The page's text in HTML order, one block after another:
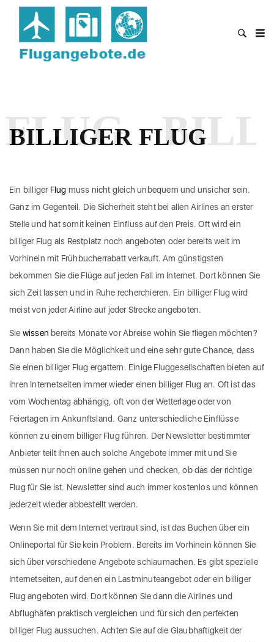
BILLIGER FLUG
Ein billiger Flug muss nicht gleich unbequem und unsicher sein.
Ganz im Gegenteil. Die Sicherheit steht bei allen Airlines an erster
Stelle und hat somit keinen Einfluss auf den Preis. Oft wird ein
billiger Flug als Restplatz noch angeboten oder bereits weit im
Vorhinein mit Frühbucherrabatt verkauft. Am günstigsten
bekommen Sie die Flüge auf jeden Fall im Internet. Dort können Sie
sich Zeit lassen und in Ruhe recherchieren. Ein billiger Flug wird
meist von jeder Airline auf jeder Strecke angeboten.
Sie wissen bereits Monate vor Abreise wohin Sie fliegen möchten?
Dann haben Sie die Möglichkeit und eine sehr gute Chance, dass
Sie einen billiger Flug ergattern. Einige Fluggesellschaften bieten auf
ihren Internetseiten immer wieder einen billiger Flug an. Oft ist das
vom Wochentag abhängig, oft von der Wetterlage oder von
Feiertagen im Ankunftsland. Ganz unterschiedliche Einflüsse
können zu einem billiger Flug führen. Der Newsletter bestimmter
Anbieter teilt Ihnen auch solche Angebote immer mit und Sie
müssen nur noch online gehen und checken, ob das der richtige
Flug für Sie ist. Newsletter sind auch immer kostenlos und können
jederzeit wieder abbestellt werden.
Wenn Sie mit dem Internet vertraut sind, ist das Buchen über ein
Onlineportal für Sie kein Problem. Bereits im Vorhinein können Sie
sich über verschiedene Angebote schlaumachen. Es gibt spezielle
Internetseiten, auf denen ein Lastminuteangebot oder ein billiger
Flug angeboten wird. Dort können Sie dann die Airlines und
Abflughäfen praktisch vergleichen und für sich den perfekten
billiger Flug aussuchen. Achten Sie auf die Glaubhaftigkeit der